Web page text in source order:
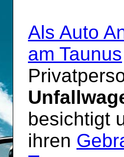
Als Auto
am Taunus
besichtigt
ihren